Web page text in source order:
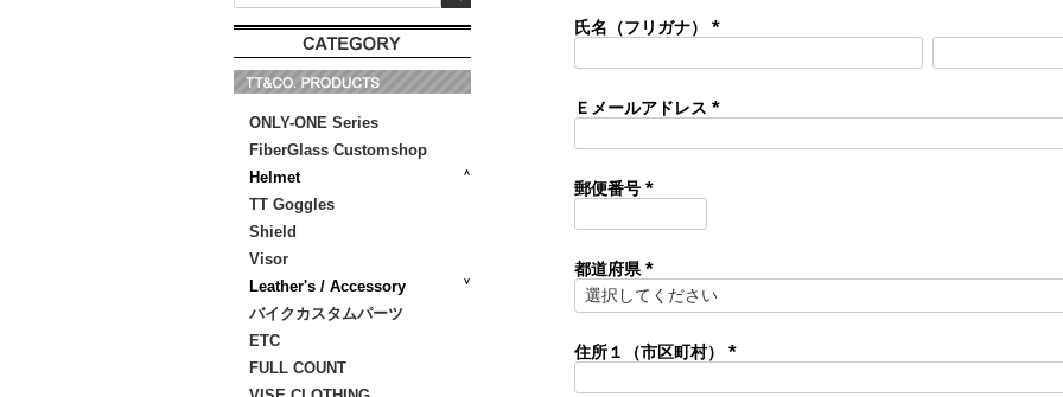
ONLY-ONE Series
FiberGlass Customshop
Helmet
TT Goggles
Shield
Visor
Leather's / Accessory
バイクカスタムパーツ
ETC
FULL COUNT
氏名（フリガナ）
必
)
Ｅメールアドレス
必
郵便番号
必
)
都道府県
(
必
)
住所１（市区町村）